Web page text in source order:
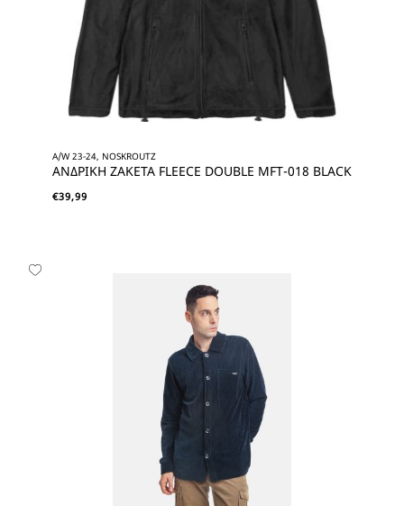
A/W 23-24, NOSKROUTZ
ΑΝΔΡΙΚΗ ΖΑΚΕΤΑ FLEECE DOUBLE MFT-018 BLACK
€39,99